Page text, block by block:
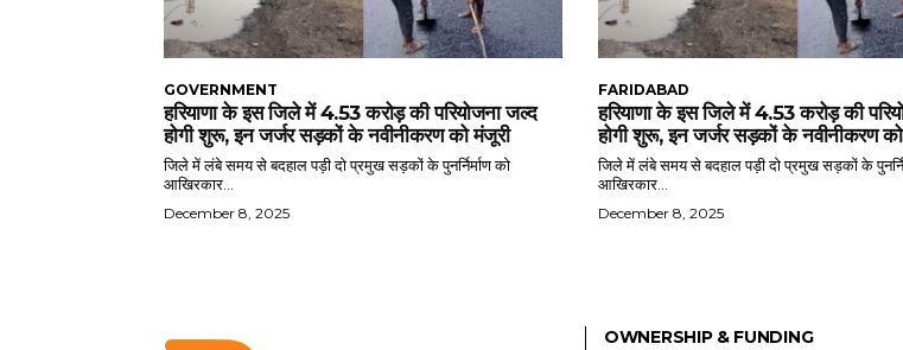
GOVERNMENT
हरियाणा के इस जिले में 4.53 करोड़ की परियोजना जल्द
होगी शुरू, इन जर्जर सड़कों के नवीनीकरण को मंजूरी
जिले में लंबे समय से बदहाल पड़ी दो प्रमुख सड़कों के पुनर्निर्माण को
आखिरकार...
December 8, 2025
FARIDABAD
हरियाणा के इस जिले में 4.53 करोड़ की
होगी शुरू, इन जर्जर सड़कों के नवीनीकरण
जिले में लंबे समय से बदहाल पड़ी दो प्रमुख सड़कों के
आखिरकार...
December 8, 2025
OWNERSHIP & FUNDING